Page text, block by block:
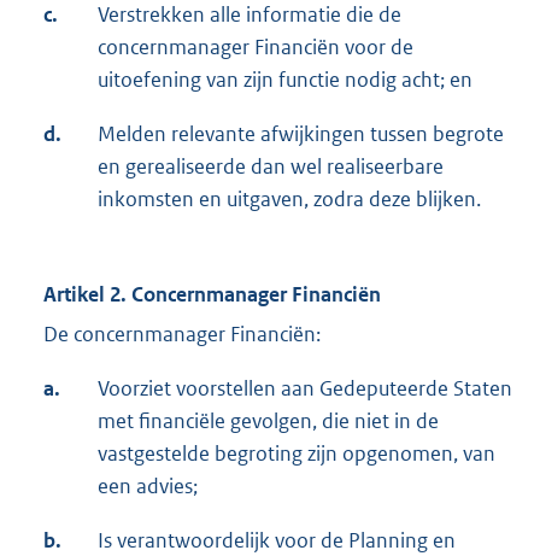
c.
Verstrekken alle informatie die de
concernmanager Financiën voor de
uitoefening van zijn functie nodig acht; en
d.
Melden relevante afwijkingen tussen begrote
en gerealiseerde dan wel realiseerbare
inkomsten en uitgaven, zodra deze blijken.
Artikel 2. Concernmanager Financiën
De concernmanager Financiën:
a.
Voorziet voorstellen aan Gedeputeerde Staten
met financiële gevolgen, die niet in de
vastgestelde begroting zijn opgenomen, van
een advies;
b.
Is verantwoordelijk voor de Planning en